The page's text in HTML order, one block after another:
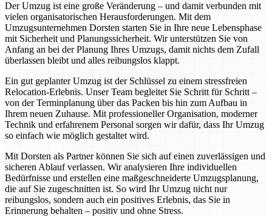
Der Umzug ist eine große Veränderung – und damit verbunden mit
vielen organisatorischen Herausforderungen. Mit dem
Umzugsunternehmen Dorsten starten Sie in Ihre neue Lebensphase
mit Sicherheit und Planungssicherheit. Wir unterstützen Sie von
Anfang an bei der Planung Ihres Umzugs, damit nichts dem Zufall
überlassen bleibt und alles reibungslos klappt.
Ein gut geplanter Umzug ist der Schlüssel zu einem stressfreien
Relocation-Erlebnis. Unser Team begleitet Sie Schritt für Schritt –
von der Terminplanung über das Packen bis hin zum Aufbau in
Ihrem neuen Zuhause. Mit professioneller Organisation, moderner
Technik und erfahrenem Personal sorgen wir dafür, dass Ihr Umzug
so einfach wie möglich gestaltet wird.
Mit Dorsten als Partner können Sie sich auf einen zuverlässigen und
sicheren Ablauf verlassen. Wir analysieren Ihre individuellen
Bedürfnisse und erstellen eine maßgeschneiderte Umzugsplanung,
die auf Sie zugeschnitten ist. So wird Ihr Umzug nicht nur
reibungslos, sondern auch ein positives Erlebnis, das Sie in
Erinnerung behalten – positiv und ohne Stress.